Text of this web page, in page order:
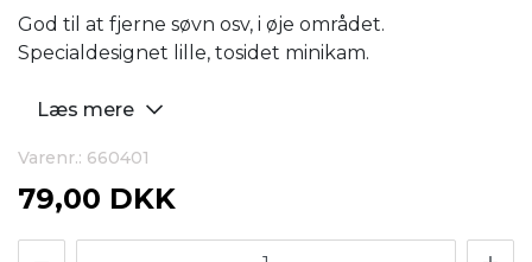
God til at fjerne søvn osv, i øje området.
Specialdesignet lille, tosidet minikam.
Læs mere
Varenr.: 660401
79,00 DKK